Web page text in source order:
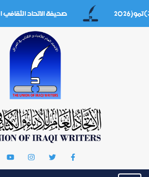
صحيفة الاتحاد الثقافي العدد(104)-تموز-2026